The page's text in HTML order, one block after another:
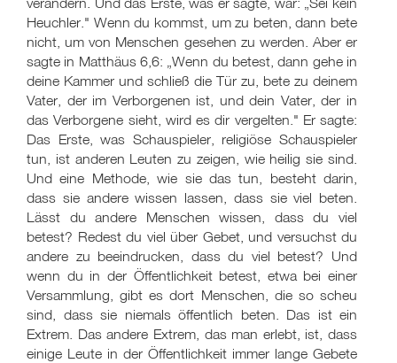
Heuchler." Wenn du kommst, um zu beten, dann bete
nicht, um von Menschen gesehen zu werden. Aber er
sagte in Matthäus 6,6: „Wenn du betest, dann gehe in
deine Kammer und schließ die Tür zu, bete zu deinem
Vater, der im Verborgenen ist, und dein Vater, der in
das Verborgene sieht, wird es dir vergelten." Er sagte:
Das Erste, was Schauspieler, religiöse Schauspieler
tun, ist anderen Leuten zu zeigen, wie heilig sie sind.
Und eine Methode, wie sie das tun, besteht darin,
dass sie andere wissen lassen, dass sie viel beten.
Lässt du andere Menschen wissen, dass du viel
betest? Redest du viel über Gebet, und versuchst du
andere zu beeindrucken, dass du viel betest? Und
wenn du in der Öffentlichkeit betest, etwa bei einer
Versammlung, gibt es dort Menschen, die so scheu
sind, dass sie niemals öffentlich beten. Das ist ein
Extrem. Das andere Extrem, das man erlebt, ist, dass
einige Leute in der Öffentlichkeit immer lange Gebete